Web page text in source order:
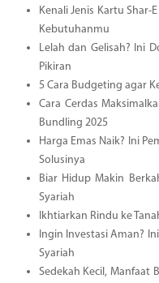
Kenali Jenis Kartu
Kebutuhanmu
Lelah dan Gelisah? Ini
Pikiran
5 Cara Budgeting agar
Cara Cerdas
Bundling 2025
Harga Emas Naik? Ini
Solusinya
Biar Hidup Makin
Syariah
Ikhtiarkan Rindu ke
Ingin Investasi Aman?
Syariah
Sedekah Kecil, Manfaat